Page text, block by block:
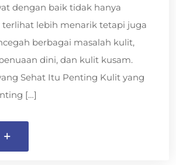
dengan baik tidak hanya
lebih menarik tetapi juga
berbagai masalah kulit,
dini, dan kulit kusam.
Sehat Itu Penting Kulit yang
[…]